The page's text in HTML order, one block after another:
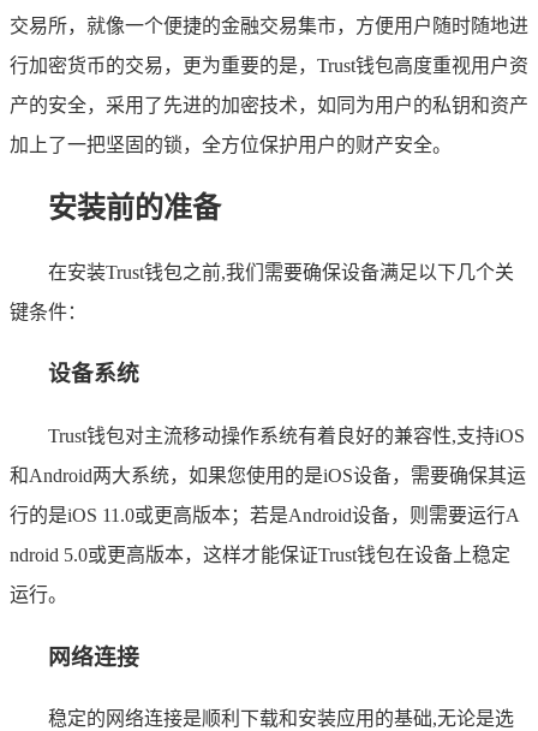
交易所，就像一个便捷的金融交易集市，方便用户随时随地进
行加密货币的交易，更为重要的是，Trust钱包高度重视用户资
产的安全，采用了先进的加密技术，如同为用户的私钥和资产
加上了一把坚固的锁，全方位保护用户的财产安全。
安装前的准备
在安装Trust钱包之前,我们需要确保设备满足以下几个关
键条件：
设备系统
Trust钱包对主流移动操作系统有着良好的兼容性,支持iOS
和Android两大系统，如果您使用的是iOS设备，需要确保其运
行的是iOS 11.0或更高版本；若是Android设备，则需要运行A
ndroid 5.0或更高版本，这样才能保证Trust钱包在设备上稳定
运行。
网络连接
稳定的网络连接是顺利下载和安装应用的基础,无论是选